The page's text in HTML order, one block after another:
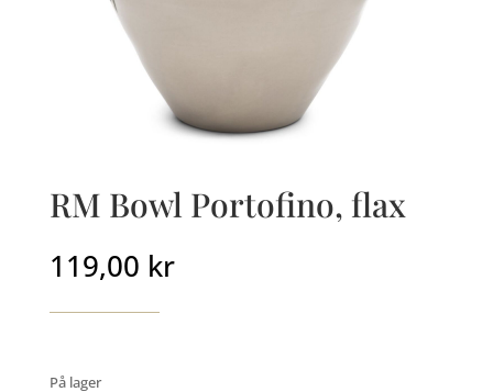
RM Bowl Portofino, flax
119,00 kr
På lager